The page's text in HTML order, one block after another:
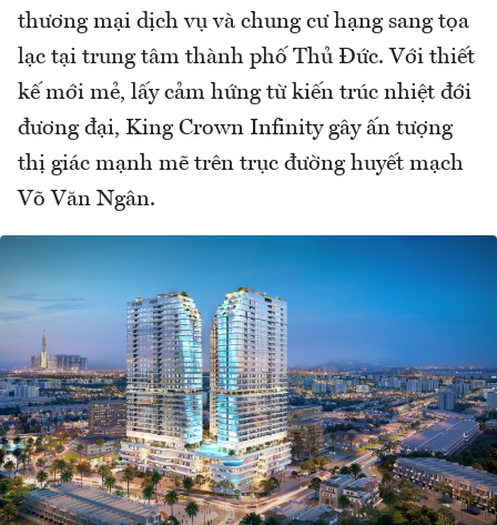
thương mại dịch vụ và chung cư hạng sang tọa
lạc tại trung tâm thành phố Thủ Đức. Với thiết
kế mới mẻ, lấy cảm hứng từ kiến trúc nhiệt đới
đương đại, King Crown Infinity gây ấn tượng
thị giác mạnh mẽ trên trục đường huyết mạch
Võ Văn Ngân.